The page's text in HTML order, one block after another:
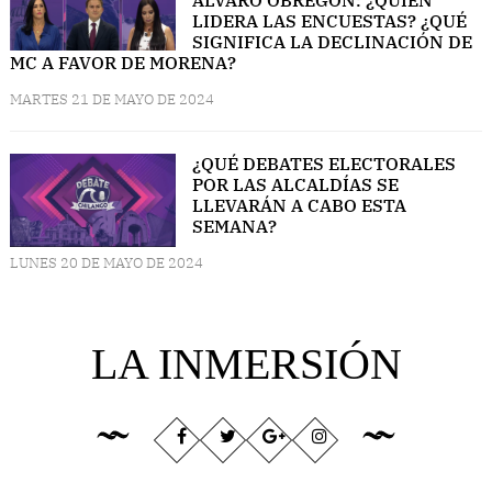
LIDERA LAS ENCUESTAS? ¿QUÉ
SIGNIFICA LA DECLINACIÓN DE
MC A FAVOR DE MORENA?
MARTES 21 DE MAYO DE 2024
¿QUÉ DEBATES ELECTORALES
POR LAS ALCALDÍAS SE
LLEVARÁN A CABO ESTA
SEMANA?
LUNES 20 DE MAYO DE 2024
LA INMERSIÓN